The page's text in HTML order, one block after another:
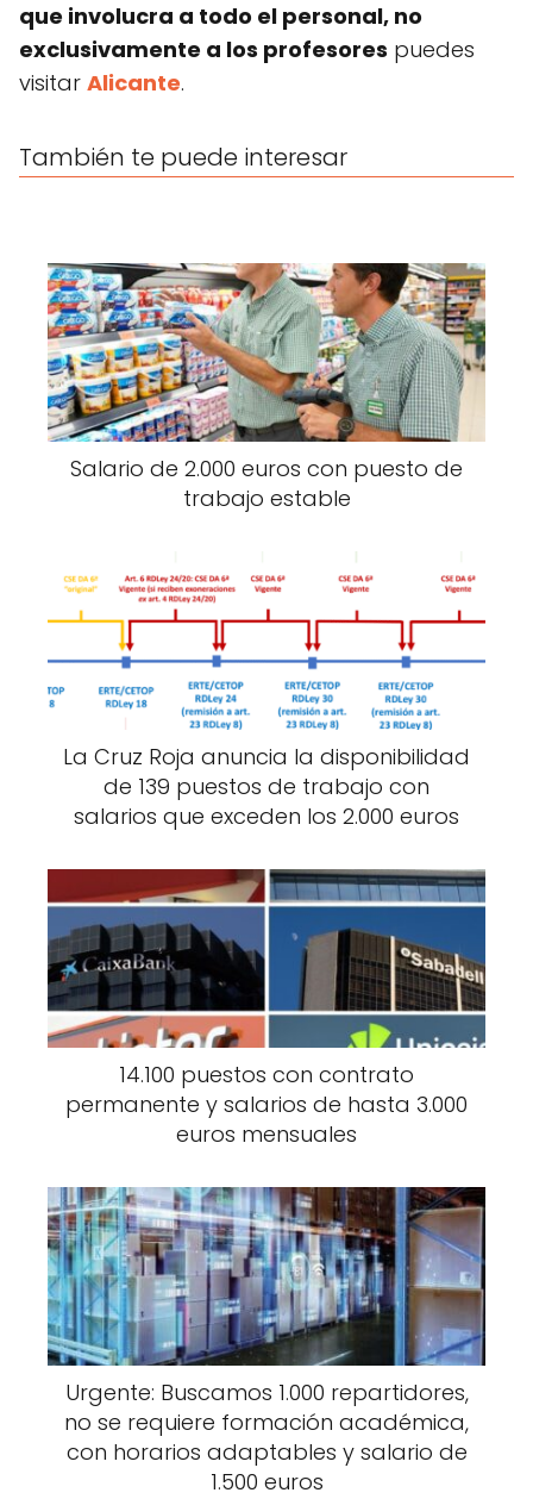
que involucra a todo el personal, no
exclusivamente a los profesores puedes
visitar Alicante.
También te puede interesar
Salario de 2.000 euros con puesto de
trabajo estable
La Cruz Roja anuncia la disponibilidad
de 139 puestos de trabajo con
salarios que exceden los 2.000 euros
14.100 puestos con contrato
permanente y salarios de hasta 3.000
euros mensuales
Urgente: Buscamos 1.000 repartidores,
no se requiere formación académica,
con horarios adaptables y salario de
1.500 euros